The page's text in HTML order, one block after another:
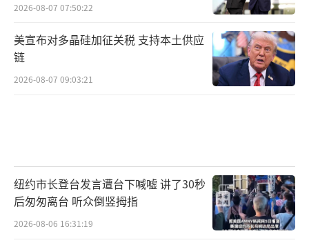
2026-08-07 07:50:22
美宣布对多晶硅加征关税 支持本土供应
链
2026-08-07 09:03:21
纽约市长登台发言遭台下喊嘘 讲了30秒
后匆匆离台 听众倒竖拇指
2026-08-06 16:31:19